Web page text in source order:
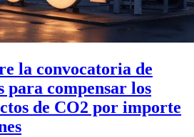
la convocatoria de
para compensar los
de CO2 por importe